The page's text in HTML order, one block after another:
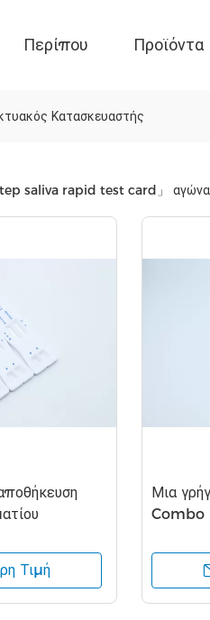
Περίπου Προϊόντα
Κατασκευαστής
saliva rapid test card」
Τιμή
Μια
Combo